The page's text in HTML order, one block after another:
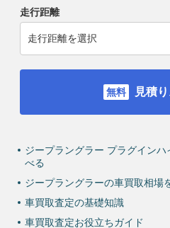
走行距離
見積
ジープラングラー プラグイン
べる
ジープラングラーの車買取相場
車買取査定の基礎知識
車買取査定お役立ちガイド